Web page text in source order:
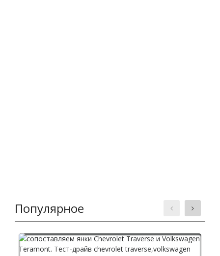
Популярное